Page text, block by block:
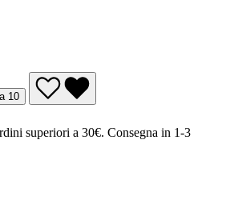
10
superiori a 30€. Consegna in 1-3